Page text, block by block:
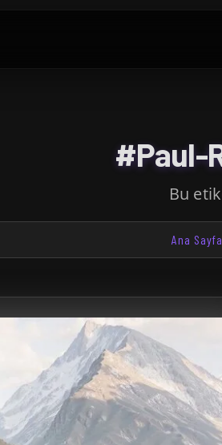
#Paul-
Bu
Ana Sayfa